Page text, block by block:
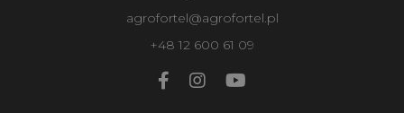
agrofortel@agrofortel.pl
+48 12 600 61 09